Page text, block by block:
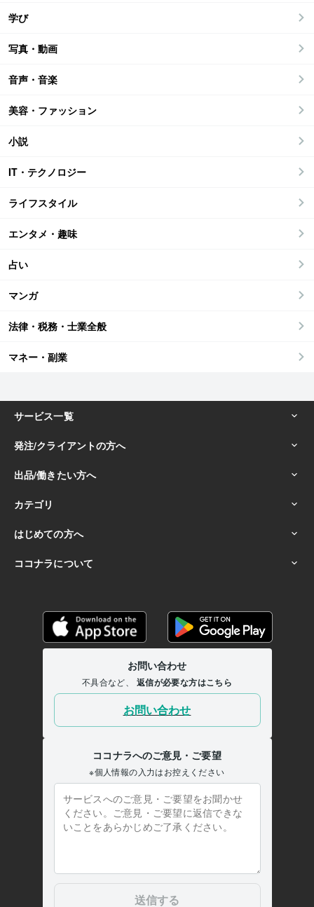
学び
写真・動画
音声・音楽
美容・ファッション
小説
IT・テクノロジー
ライフスタイル
エンタメ・趣味
占い
マンガ
法律・税務・士業全般
マネー・副業